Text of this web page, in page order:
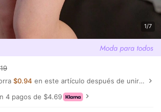
1/7
$0.94 en este artículo después de unirte.
4 pagos de $4.69